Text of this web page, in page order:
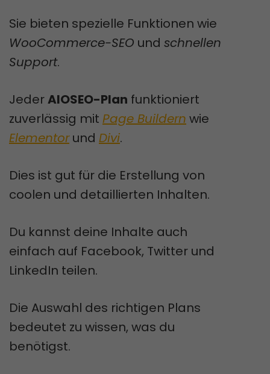
Sie bieten spezielle Funktionen wie
WooCommerce-SEO und schnellen
Support.
JederAIOSEO-Plan funktioniert
zuverlässig mit Page Buildern wie
Elementorund Divi.
Dies ist gut für die Erstellung von
coolen und detaillierten Inhalten.
Du kannst deine Inhalte auch
einfach auf Facebook, Twitter und
LinkedIn teilen.
Die Auswahl des richtigen Plans
bedeutet zu wissen, was du
benötigst.